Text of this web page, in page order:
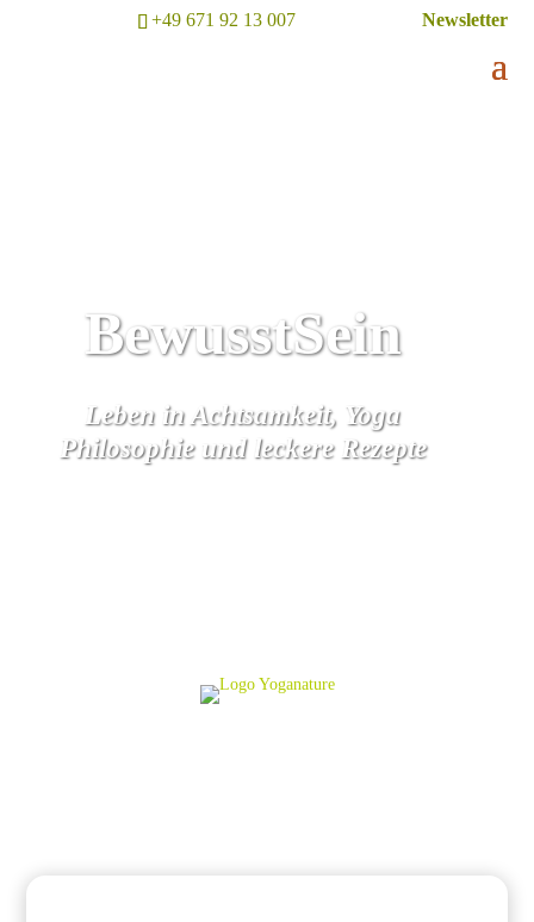
+49 671 92 13 007 Newsletter
BewusstSein
Leben in Achtsamkeit, Yoga
Philosophie und leckere Rezepte